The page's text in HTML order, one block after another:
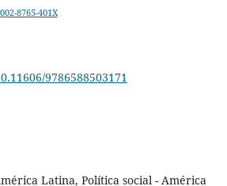
8765-401X
9786588503171
Latina, Política social - América